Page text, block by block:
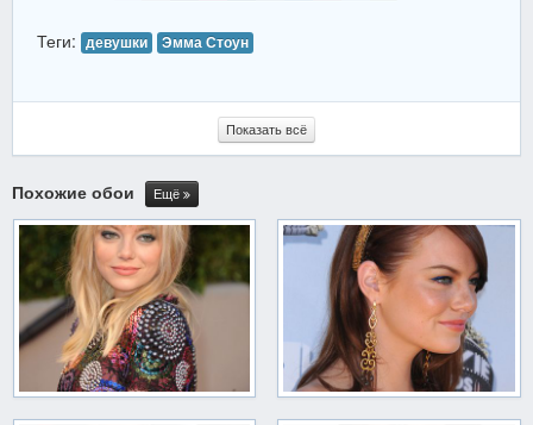
Теги: девушки Эмма Стоун
Показать всё
Похожие обои Ещё